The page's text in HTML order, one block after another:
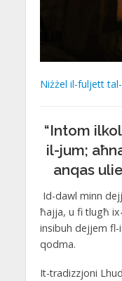
Niżżel il-fuljett
“Intom
il-jum;
anqas
Id-dawl minn
ħajja, u fi tlugħ
insibuh dejjem
qodma.
It-tradizzjoni